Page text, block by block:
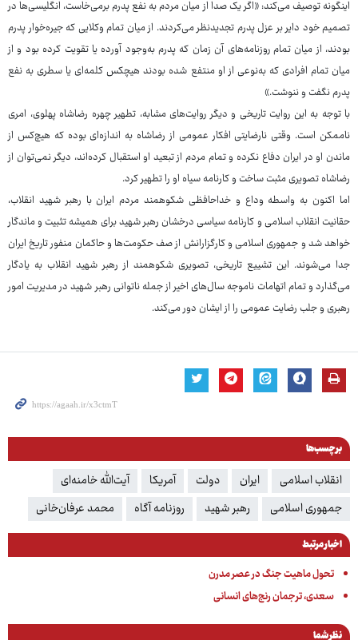
اینگونه توصیف می‌کند: «اگر یک صدا از میان مردم به نفع پدرم برمی‌خاست، انگلیسی‌ها در
تصمیم خود دایر بر عزل پدرم تجدیدنظر می‌کردند. از میان تمام وکلایی که جیره‌خوار پدرم
بودند، از میان تمام روزنامه‌های آن زمان که پدرم به‌وجود آورده یا تقویت کرده بود و از
میان تمام افرادی که به‌نوعی از او منتفع شده بودند هیچکس کلمه‌ای یا سطری به نفع
پدرم نگفت و ننوشت.»
با توجه به این روایت تاریخی و دیگر روایت‌های مشابه، تطهیر چهره رضاشاه پهلوی، امری
ناممکن است. وقتی نارضایتی افکار عمومی از رضاشاه به اندازه‌ای بوده که هیچ‌کس از
ماندن او در ایران دفاع نکرده و تمام مردم از تبعید او استقبال کرده‌اند، دیگر نمی‌توان از
رضاشاه تصویری مثبت ساخت و کارنامه سیاه او را تطهیر کرد.
اما اکنون به واسطه وداع و خداحافظی شکوهمند مردم ایران با رهبر شهید انقلاب،
حقانیت انقلاب اسلامی و کارنامه سیاسی درخشان رهبر شهید برای همیشه تثبیت و ماندگار
خواهد شد و جمهوری اسلامی و کارگزارانش از صف حکومت‌ها و حاکمان منفور تاریخ ایران
جدا می‌شوند. این تشییع تاریخی، تصویری شکوهمند از رهبر شهید انقلاب به یادگار
می‌گذارد و تمام اتهامات ناموجه سال‌های اخیر از جمله ناتوانی رهبر شهید در مدیریت امور
رهبری و جلب رضایت عمومی را از ایشان دور می‌کند.
برچسب‌ها
انقلاب اسلامی ایران دولت آمریکا
آیت‌الله خامنه‌ای
جمهوری اسلامی
رهبر شهید روزنامه آگاه محمد عرفان‌خانی
اخبار مرتبط
تحول ماهیت جنگ در عصر مدرن
سعدی، ترجمان رنج‌های انسانی
نظر شما